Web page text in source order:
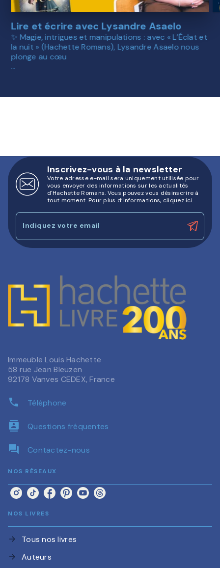
Lire et écrire avec Lysandre Asaelo
✨ Magie, intrigues et manipulations : avec « L’Éclat et
la nuit » (Hachette Romans), Lysandre Asaelo nous
plonge au cœu
…
Inscrivez-vous à la newsletter
Votre adresse e-mail sera uniquement utilisée pour
vous envoyer des informations sur les actualités
d'Hachette Romans. Vous pouvez vous désinscrire à
tout moment. Pour plus d’informations, cliquez ici.
Indiquez votre email
Immeuble Louis Hachette
58 rue Jean Bleuzen
92178 Vanves CEDEX, France
phone Téléphone
contacts Questions fréquentes
question_answer Contactez-nous
NOS RÉSEAUX
NOS LIVRES
arrow_forward Tous nos livres
arrow_forward Auteurs